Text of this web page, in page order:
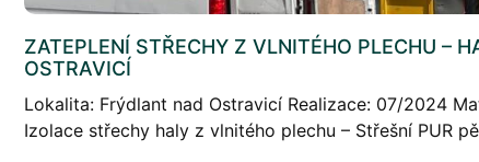
ZATEPLENÍ STŘECHY Z VLNITÉHO PLECHU –
OSTRAVICÍ
Lokalita: Frýdlant nad Ostravicí Realizace: 07/2024
Izolace střechy haly z vlnitého plechu – Střešní PUR